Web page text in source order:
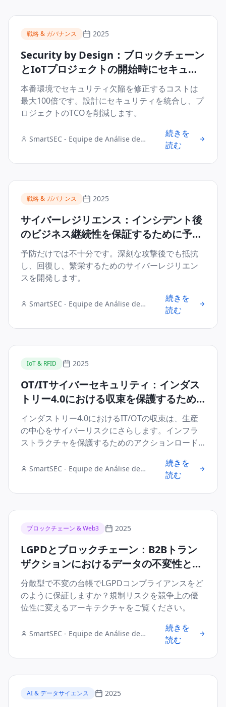
戦略 & ガバナンス 2025
Security by Design：ブロックチェーン
とIoTプロジェクトの開始時にセキュリ
ティを統合することでTCOを削減する理
由
本番環境でセキュリティ欠陥を修正するコストは
最大100倍です。設計にセキュリティを統合し、プ
ロジェクトのTCOを削減します。
SmartSEC - Equipe de Análise de
続きを
読む
戦略 & ガバナンス 2025
サイバーレジリエンス：インシデント後
のビジネス継続性を保証するために予防
を超えて
予防だけでは不十分です。深刻な攻撃後でも抵抗
し、回復し、繁栄するためのサイバーレジリエン
スを開発します。
SmartSEC - Equipe de Análise de
続きを
読む
IoT & RFID 2025
OT/ITサイバーセキュリティ：インダス
トリー4.0における収束を保護するため
のアクションロードマップ
インダストリー4.0におけるIT/OTの収束は、生産
の中心をサイバーリスクにさらします。インフラ
ストラクチャを保護するためのアクションロード
SmartSEC - Equipe de Análise de
続きを
読む
ブロックチェーン & Web3 2025
LGPDとブロックチェーン：B2Bトラン
ザクションにおけるデータの不変性とコ
ンプライアンスの保証
分散型で不変の台帳でLGPDコンプライアンスをど
のように保証しますか？規制リスクを競争上の優
位性に変えるアーキテクチャをご覧ください。
SmartSEC - Equipe de Análise de
続きを
読む
AI & データサイエンス 2025